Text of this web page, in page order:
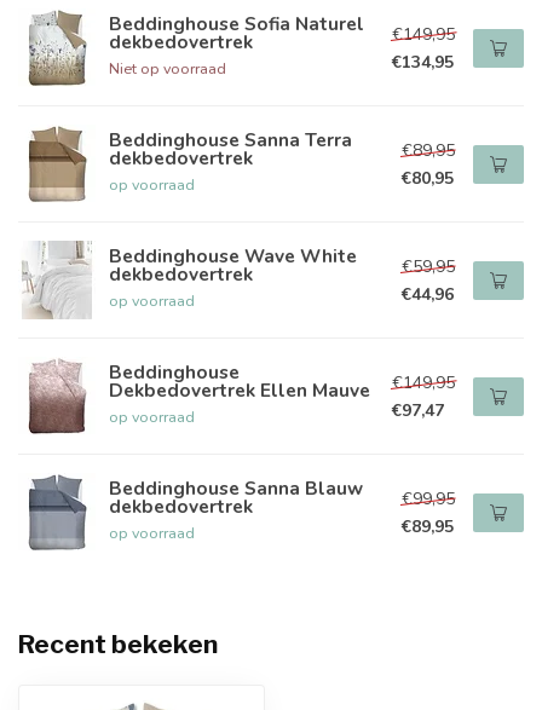
Beddinghouse Sofia Naturel
dekbedovertrek
Niet op voorraad
€149,95
€134,95
Beddinghouse Sanna Terra
dekbedovertrek
op voorraad
€89,95
€80,95
Beddinghouse Wave White
dekbedovertrek
op voorraad
€59,95
€44,96
Beddinghouse
Dekbedovertrek Ellen Mauve
op voorraad
€149,95
€97,47
Beddinghouse Sanna Blauw
dekbedovertrek
op voorraad
€99,95
€89,95
Recent bekeken